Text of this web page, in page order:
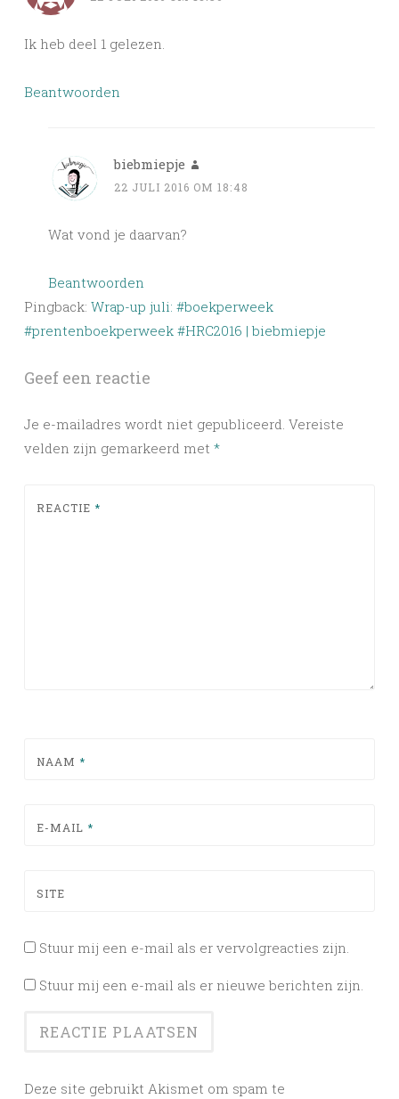
Ik heb deel 1 gelezen.
Beantwoorden
biebmiepje
22 JULI 2016 OM 18:48
Wat vond je daarvan?
Beantwoorden
Pingback: Wrap-up juli: #boekperweek
#prentenboekperweek #HRC2016 | biebmiepje
Geef een reactie
Je e-mailadres wordt niet gepubliceerd. Vereiste
velden zijn gemarkeerd met *
REACTIE *
NAAM *
E-MAIL *
SITE
Stuur mij een e-mail als er vervolgreacties zijn.
Stuur mij een e-mail als er nieuwe berichten zijn.
Deze site gebruikt Akismet om spam te